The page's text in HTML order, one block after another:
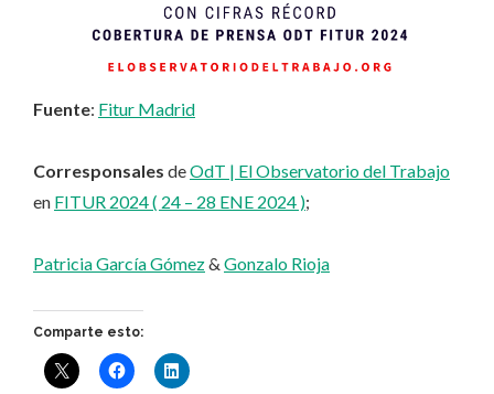
Fuente: Fitur Madrid
Corresponsales deOdT | El Observatorio del Trabajo
en FITUR 2024 ( 24 – 28 ENE 2024 );
Patricia García Gómez& Gonzalo Rioja
Comparte esto: